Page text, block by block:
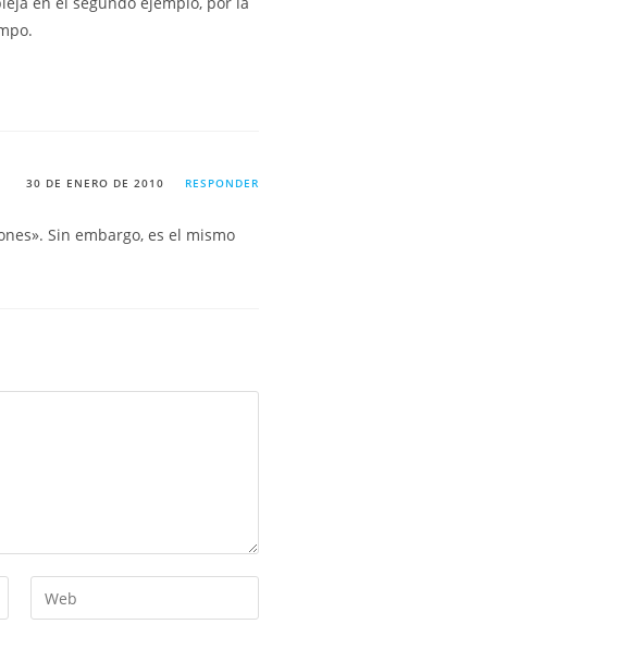
30 DE ENERO DE 2010 RESPONDER
Sin embargo, es el mismo
Introduce
la